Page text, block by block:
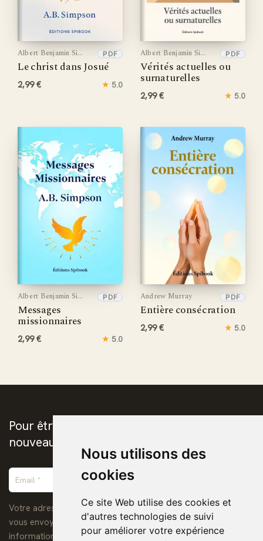
Nous utilisons des
cookies
Ce site Web utilise des cookies et
d'autres technologies de suivi
pour améliorer votre expérience
Albert Benjamin Simpson
Le christ dans Josué
PDF
2,99 € ★ 5.0
Albert Benjamin Simpson
Vérités actuelles ou
surnaturelles
PDF
2,99 € ★ 5.0
Albert Benjamin Simpson
Messages
missionnaires
PDF
2,99 € ★ 5.0
Andrew Murray
Entière consécration
PDF
2,99 € ★ 5.0
Pour être prévenus de la publication des
nouveaux ebooks chrétiens
Votre adresse de messagerie est uniquement utilisée pour
vous envoyer notre lettre d'information ainsi que des
informations concernant nos activités. Vous pouvez à tout